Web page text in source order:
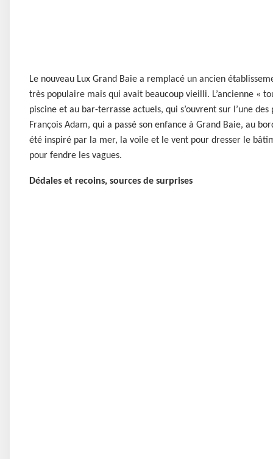
Le nouveau Lux Grand Baie a remplacé un ancien
très populaire mais qui avait beaucoup vieilli. L’ancienne «
piscine et au bar-terrasse actuels, qui s’ouvrent sur l’une
François Adam, qui a passé son enfance à Grand Baie, au
été inspiré par la mer, la voile et le vent pour dresser le
pour fendre les vagues.
Dédales et recoins, sources de surprises